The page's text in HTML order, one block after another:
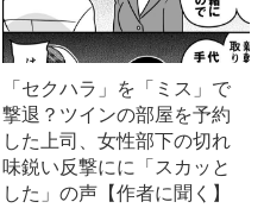
「セクハラ」を「ミス」で
撃退？ツインの部屋を予約
した上司、女性部下の切れ
味鋭い反撃にに「スカッと
した」の声【作者に聞く】